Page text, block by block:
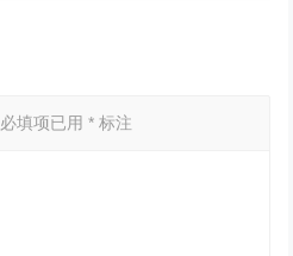
必填项已用* 标注